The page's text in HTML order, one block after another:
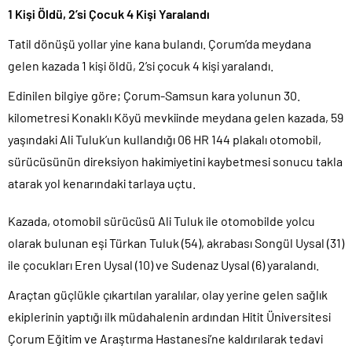
1 Kişi Öldü, 2’si Çocuk 4 Kişi Yaralandı
Tatil dönüşü yollar yine kana bulandı. Çorum’da meydana
gelen kazada 1 kişi öldü, 2’si çocuk 4 kişi yaralandı.
Edinilen bilgiye göre; Çorum-Samsun kara yolunun 30.
kilometresi Konaklı Köyü mevkiinde meydana gelen kazada, 59
yaşındaki Ali Tuluk’un kullandığı 06 HR 144 plakalı otomobil,
sürücüsünün direksiyon hakimiyetini kaybetmesi sonucu takla
atarak yol kenarındaki tarlaya uçtu.
Kazada, otomobil sürücüsü Ali Tuluk ile otomobilde yolcu
olarak bulunan eşi Türkan Tuluk (54), akrabası Songül Uysal (31)
ile çocukları Eren Uysal (10) ve Sudenaz Uysal (6) yaralandı.
Araçtan güçlükle çıkartılan yaralılar, olay yerine gelen sağlık
ekiplerinin yaptığı ilk müdahalenin ardından Hitit Üniversitesi
Çorum Eğitim ve Araştırma Hastanesi’ne kaldırılarak tedavi